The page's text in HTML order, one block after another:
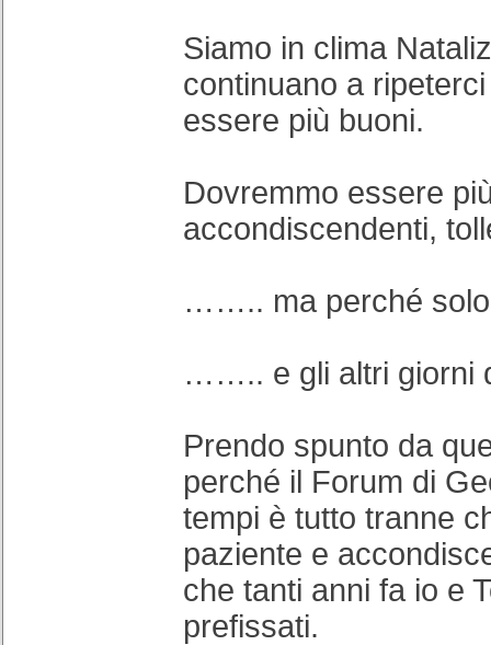
Siamo in clima
continuano a
essere più buoni.
Dovremmo essere
accondiscendenti,
…….. ma perché solo
…….. e gli altri giorni
Prendo spunto da
perché il Forum di
tempi è tutto tranne
paziente e
che tanti anni fa io e
prefissati.